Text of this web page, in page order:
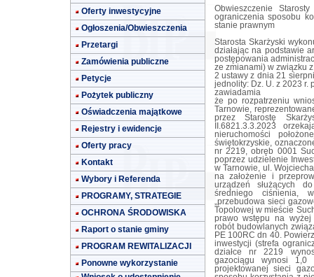
Oferty inwestycyjne
Ogłoszenia/Obwieszczenia
Przetargi
Zamówienia publiczne
Petycje
Pożytek publiczny
Oświadczenia majątkowe
Rejestry i ewidencje
Oferty pracy
Kontakt
Wybory i Referenda
PROGRAMY, STRATEGIE
OCHRONA ŚRODOWISKA
Raport o stanie gminy
PROGRAM REWITALIZACJI
Ponowne wykorzystanie
Obwieszczenie
ograniczenia sposobu
stanie prawnym
Starosta Skarżyski
działając na podstawie
postępowania
ze zmianami) w związku
2 ustawy z dnia 21
jednolity: Dz. U. z 2023 r.
zawiadamia
że po rozpatrzeniu
Tarnowie,
przez Starostę
II.6821.3.3.2023
nieruchomości
świętokrzyskie,
nr 2219, obręb 0001
poprzez udzielenie
w Tarnowie, ul.
na założenie i
urządzeń służących
średniego ciśnienia,
„przebudowa sieci
Topolowej w mieście
prawo wstępu na
robót budowlanych
PE 100RC dn 40.
inwestycji (strefa
działce nr 2219
gazociągu wynosi
projektowanej sieci